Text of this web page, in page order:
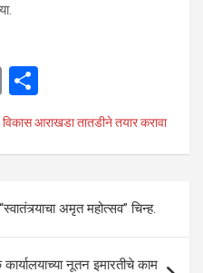
E
m
ail
h
ar
आराखडा तातडीने तयार करावा
अमृत महोत्सव” चिन्ह.
कार्यालयाच्या नूतन इमारतीचे काम